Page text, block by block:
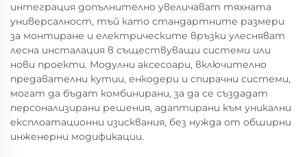
интеграция допълнително увеличават тяхната
универсалност, тъй като стандартните размери
за монтиране и електрическите връзки улесняват
лесна инсталация в съществуващи системи или
нови проекти. Модулни аксесоари, включително
предавателни кутии, енкодери и спирачни системи,
могат да бъдат комбинирани, за да се създадат
персонализирани решения, адаптирани към уникални
експлоатационни изисквания, без нужда от обширни
инженерни модификации.